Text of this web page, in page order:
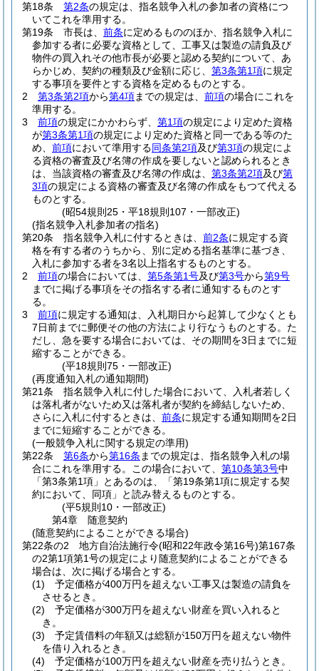
第18条
第2条の規定は、指名競争入札の参加者の資格につ
いてこれを準用する。
第19条
市長は、 前条に定めるもののほか、指名競争入札に
参加する者に必要な資格として、工事又は製造の請負及び
物件の買入れその他市長が必要と認める契約について、あ
らかじめ、契約の種類及び金額に応じ、 第3条第1項に規定
する事項を要件とする資格を定めるものとする。
2
第3条第2項から第4項までの規定は、 前項の場合にこれを
準用する。
3
前項の規定にかかわらず、 第1項の規定により定めた資格
が第3条第1項の規定により定めた資格と同一である等のた
め、 前項において準用する同条第2項及び第3項の規定によ
る資格の審査及び名簿の作成を要しないと認められるとき
は、当該資格の審査及び名簿の作成は、 第3条第2項及び第
3項の規定による資格の審査及び名簿の作成をもつて代える
ものとする。
(昭54規則25・平18規則107・一部改正)
(指名競争入札参加者の指名)
第20条
指名競争入札に付するときは、 前2条に規定する資
格を有する者のうちから、別に定める指名基準に基づき、
入札に参加する者を3名以上指名するものとする。
2
前項の場合においては、 第5条第1号及び第3号から第9号
までに掲げる事項をその指名する者に通知するものとす
る。
3
前項に規定する通知は、入札期日から起算して少なくとも
7日前までに郵便その他の方法により行なうものとする。 た
だし、急を要する場合においては、その期間を3日までに短
縮することができる。
(平18規則75・一部改正)
(再度通知入札の通知期間)
第21条
指名競争入札に付した場合において、入札者若しく
は落札者がないため又は落札者が契約を締結しないため、
さらに入札に付するときは、 前条に規定する通知期間を2日
までに短縮することができる。
(一般競争入札に関する規定の準用)
第22条
第6条から第16条 までの規定は、指名競争入札の場
合にこれを準用する。
この場合において、 第10条第3号中
「第3条第1項」とあるのは、「第19条第1項に規定する契
約において、同項」と読み替えるものとする。
(平5規則10・一部改正)
第4章
随意契約
(随意契約によることができる場合)
第22条の2
地方自治法施行令(昭和22年政令第16号)第167条
の2第1項第1号の規定により随意契約によることができる
場合は、次に掲げる場合とする。
(1)
予定価格が400万円を超えない工事又は製造の請負を
させるとき。
(2)
予定価格が300万円を超えない財産を買い入れると
き。
(3)
予定賃借料の年額又は総額が150万円を超えない物件
を借り入れるとき。
(4)
予定価格が100万円を超えない財産を売り払うとき。